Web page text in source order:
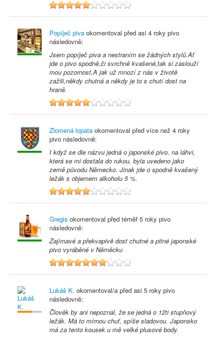
5
Popíječ piva okomentoval před asi 4 roky pivo
následovně:
Jsem popíječ piva a nestraním se žádných stylů.Ať
jde o pivo spodně,či svrchně kvašené,tak si zaslouží
mou pozornost,A jak už mnozí z nás v životě
zažili,někdy chutná a někdy je to s chutí dost na
hraně.
5
Zlomená lopata okomentoval před více než 4 roky
pivo následovně:
I když se dle názvu jedná o japonské pivo, na láhvi,
která se mi dostala do rukou, byla uvedeno jako
země původu Německo. Jinak jde o spodně kvašený
ležák s objemem alkoholu 5 %.
5
Gregis okomentoval před téměř 5 roky pivo
následovně:
Zajímavé a překvapivě dost chutné a pitné japonské
pivo vyráběné v Něměcku
7
Lukáš K. okomentoval/a před asi 5 roky pivo
následovně:
Člověk by ani nepoznal, že se jedná o 12ti stupňový
ležák. Má to mírnou chuť, spíše sladovou. Japonsko
má za tento kousek u mě velké plusové body.